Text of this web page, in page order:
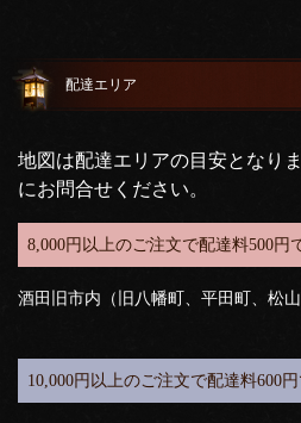
配達エリア
地図は配達エリアの目安となり
にお問合せください。
8,000円以上のご注文で配達料500円
酒田旧市内（旧八幡町、平田町、松山
10,000円以上のご注文で配達料600